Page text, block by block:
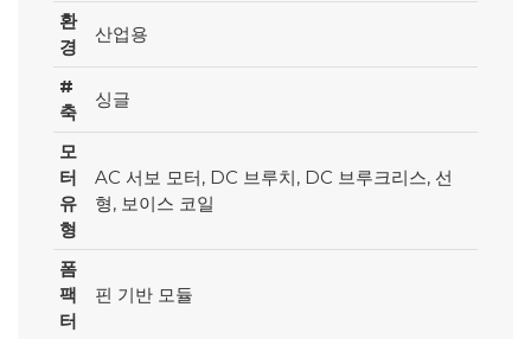
환
경
산업용
#
축
싱글
모
터
유
형
AC 서보 모터, DC 브루치, DC 브루크리스, 선
형, 보이스 코일
폼
팩
터
핀 기반 모듈